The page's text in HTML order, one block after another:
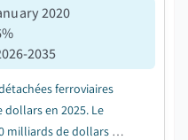
2020
%
2035
ferroviaires
en 2025. Le
milliards de dollars en